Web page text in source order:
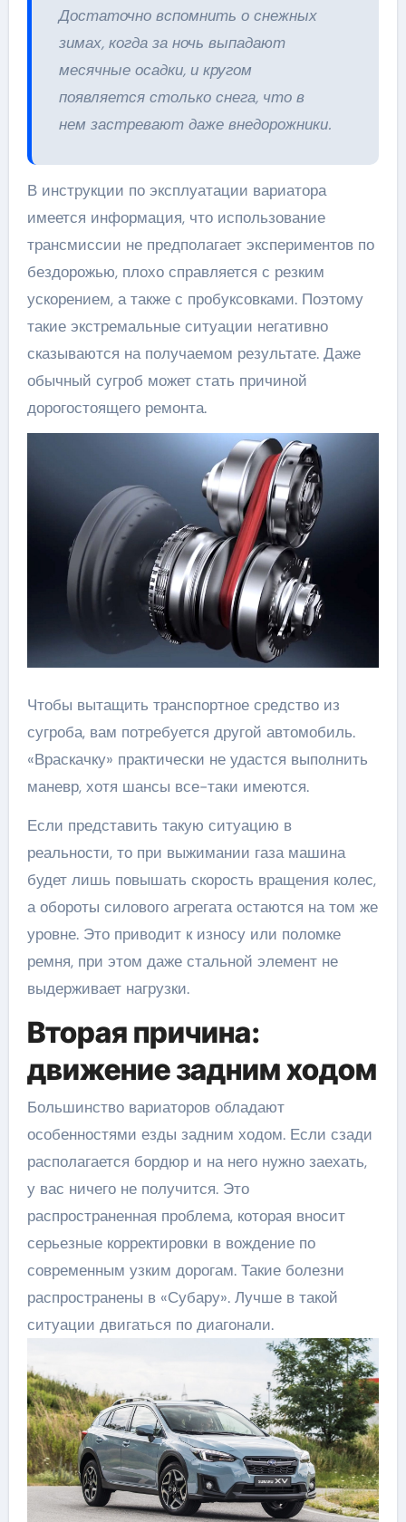
Достаточно вспомнить о снежных
зимах, когда за ночь выпадают
месячные осадки, и кругом
появляется столько снега, что в
нем застревают даже внедорожники.
В инструкции по эксплуатации вариатора
имеется информация, что использование
трансмиссии не предполагает экспериментов по
бездорожью, плохо справляется с резким
ускорением, а также с пробуксовками. Поэтому
такие экстремальные ситуации негативно
сказываются на получаемом результате. Даже
обычный сугроб может стать причиной
дорогостоящего ремонта.
Чтобы вытащить транспортное средство из
сугроба, вам потребуется другой автомобиль.
«Враскачку» практически не удастся выполнить
маневр, хотя шансы все-таки имеются.
Если представить такую ситуацию в
реальности, то при выжимании газа машина
будет лишь повышать скорость вращения колес,
а обороты силового агрегата остаются на том же
уровне. Это приводит к износу или поломке
ремня, при этом даже стальной элемент не
выдерживает нагрузки.
Вторая причина:
движение задним ходом
Большинство вариаторов обладают
особенностями езды задним ходом. Если сзади
располагается бордюр и на него нужно заехать,
у вас ничего не получится. Это
распространенная проблема, которая вносит
серьезные корректировки в вождение по
современным узким дорогам. Такие болезни
распространены в «Субару». Лучше в такой
ситуации двигаться по диагонали.